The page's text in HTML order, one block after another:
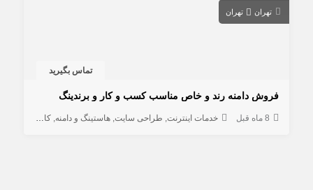
تهران تهران
تماس بگیرید
فروش دامنه رند و خاص مناسب کسب و کار و برندینگ
8 ماه قبل خدمات اینترنت طراحی سایت هاستینگ و دامنه کامپیوتر و شبکه